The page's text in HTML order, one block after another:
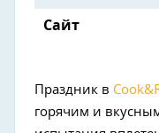
Сайт
Праздник в
горячим и